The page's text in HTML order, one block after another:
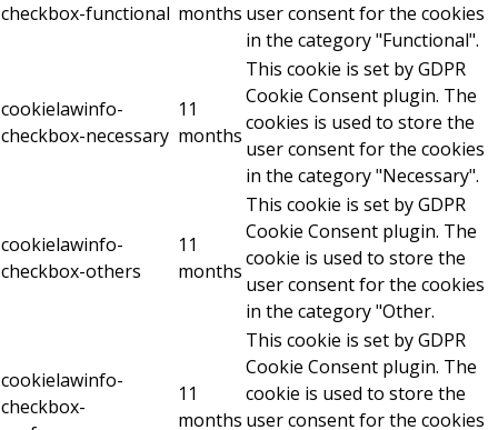
checkbox-functional months user consent for the cookies
in the category "Functional".
cookielawinfo-
checkbox-necessary
11
months
This cookie is set by GDPR
Cookie Consent plugin. The
cookies is used to store the
user consent for the cookies
in the category "Necessary".
cookielawinfo-
checkbox-others
11
months
This cookie is set by GDPR
Cookie Consent plugin. The
cookie is used to store the
user consent for the cookies
in the category "Other.
cookielawinfo-
checkbox-
11
months
This cookie is set by GDPR
Cookie Consent plugin. The
cookie is used to store the
user consent for the cookies